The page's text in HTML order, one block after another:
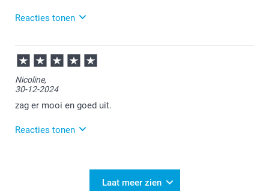
Reacties tonen
12-05-2025
15:02
Heel leuk!
Veel plezier ervan.
Nicoline,
30-12-2024
zag er mooi en goed uit.
Reacties tonen
Bedankt voor je bericht.
Laat meer zien